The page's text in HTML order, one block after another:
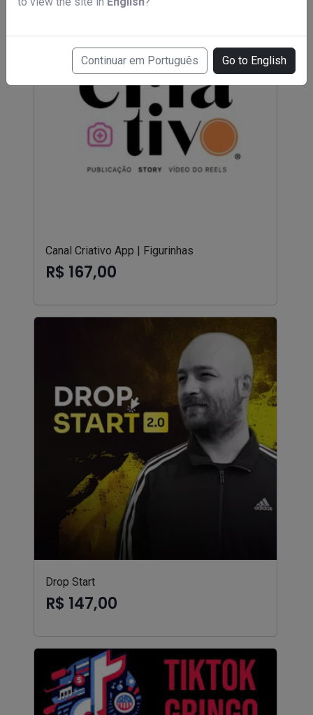
Continuar em Português Go to English
Canal Criativo App | Figurinhas
R$ 167,00
Drop Start
R$ 147,00